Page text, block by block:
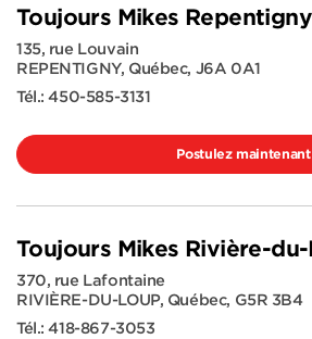
Toujours Mikes Repentigny
135, rue Louvain
REPENTIGNY, Québec, J6A 0A1
Tél.:450-585-3131
Postulez maintenant
Toujours Mikes Rivière-
370, rue Lafontaine
RIVIÈRE-DU-LOUP, Québec, G5R 3B4
Tél.:418-867-3053